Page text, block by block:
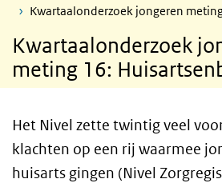
Kwartaalonderzoek jongeren
Kwartaalonderzoek
meting 16:
Het Nivel zette twintig veel
klachten op een rij waarmee
huisarts gingen (Nivel